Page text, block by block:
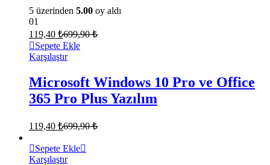
5 üzerinden 5.00 oy aldı
01
119,40 ₺699,90₺
Sepete Ekle
Karşılaştır
Microsoft Windows 10 Pro ve Office
365 Pro Plus Yazılım
119,40 ₺699,90₺
Sepete Ekle
Karşılaştır